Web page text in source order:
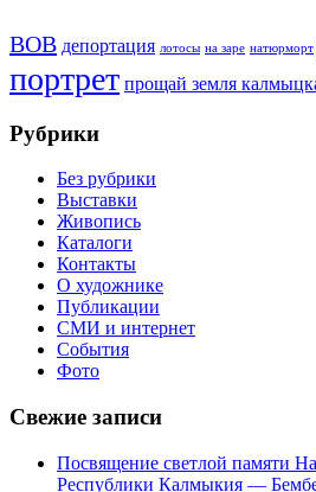
ВОВ депортация лотосы на заре натюрморт
портрет прощай земля
Рубрики
Без рубрики
Выставки
Живопись
Каталоги
Контакты
О художнике
Публикации
СМИ и интернет
События
Фото
Свежие записи
Посвящение светлой памяти
Республики Калмыкия —